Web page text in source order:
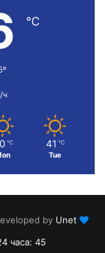
℃
ч
℃ 41 ℃
Tue
by Unet
часа: 45